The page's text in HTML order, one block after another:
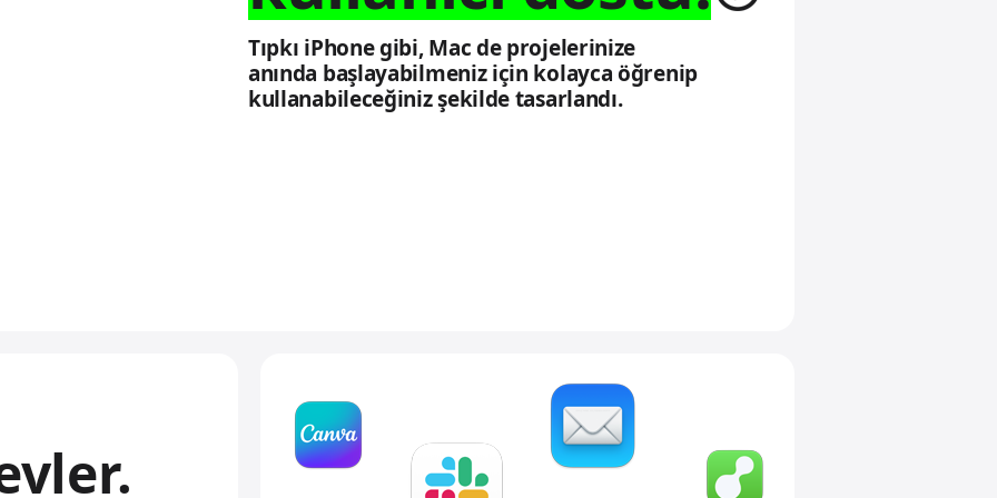
Tıpkı iPhone gibi, Mac de projelerinize
anında başlayabilmeniz için kolayca öğrenip
kullanabileceğiniz şekilde tasarlandı.